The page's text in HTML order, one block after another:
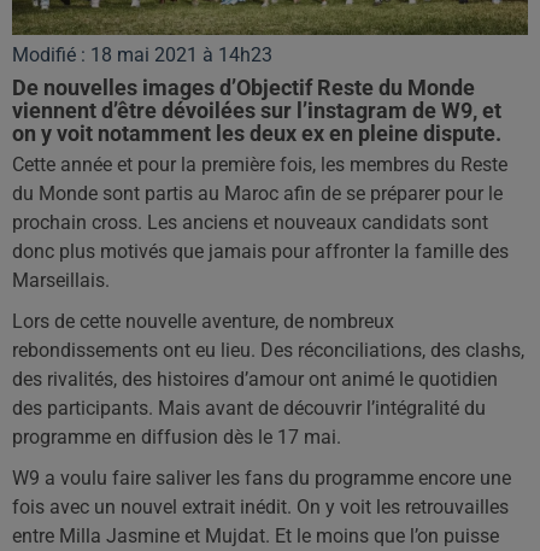
Modifié : 18 mai 2021 à 14h23
De nouvelles images d’Objectif Reste du Monde
viennent d’être dévoilées sur l’instagram de W9, et
Cette année et pour la première fois, les membres du Reste
du Monde sont partis au Maroc afin de se préparer pour le
prochain cross. Les anciens et nouveaux candidats sont
donc plus motivés que jamais pour affronter la famille des
Marseillais.
Lors de cette nouvelle aventure, de nombreux
rebondissements ont eu lieu. Des réconciliations, des clashs,
des rivalités, des histoires d’amour ont animé le quotidien
des participants. Mais avant de découvrir l’intégralité du
programme en diffusion dès le 17 mai.
W9 a voulu faire saliver les fans du programme encore une
fois avec un nouvel extrait inédit. On y voit les retrouvailles
entre Milla Jasmine et Mujdat. Et le moins que l’on puisse